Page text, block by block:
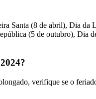
Santa (8 de abril), Dia
(5 de outubro), Dia
verifique se o